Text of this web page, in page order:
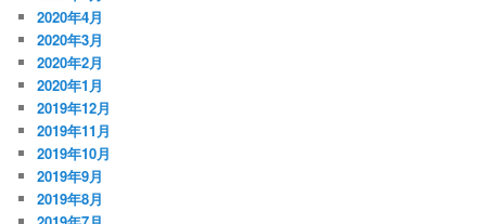
2020年4月
2020年3月
2020年2月
2020年1月
2019年12月
2019年11月
2019年10月
2019年9月
2019年8月